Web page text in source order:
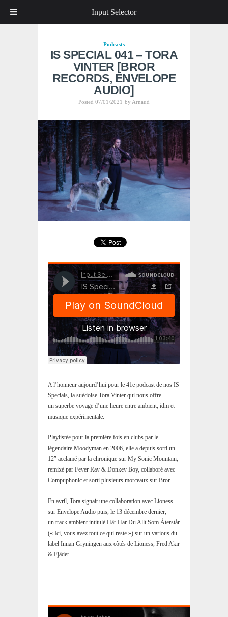
Podcasts
IS SPECIAL 041 – TORA
VINTER [BROR
RECORDS, ENVELOPE
AUDIO]
Posted 07/01/2021 by Arnaud
A l’honneur aujourd’hui pour le 41e podcast de nos IS
Specials, la suédoise Tora Vinter qui nous offre
un superbe voyage d’une heure entre ambient, idm et
musique expérimentale.
Playlistée pour la première fois en clubs par le
légendaire Moodyman en 2006, elle a depuis sorti un
12″ acclamé par la chronique sur My Sonic Mountain,
remixé par Fever Ray & Donkey Boy, collaboré avec
Compuphonic et sorti plusieurs morceaux sur Bror.
En avril, Tora signait une collaboration avec Lioness
sur Envelope Audio puis, le 13 décembre dernier,
un track ambient intitulé Här Har Du Allt Som Återstår
(« Ici, vous avez tout ce qui reste ») sur un various du
label Innan Gryningen aux côtés de Lioness, Fred Akir
& Fjäder.
Input Selector